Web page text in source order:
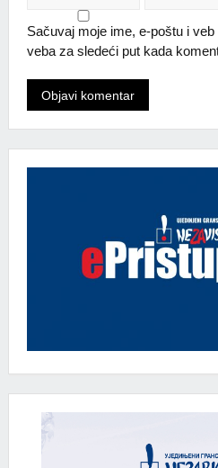
Sačuvaj moje ime, e-poštu i
veba za sledeći put kada